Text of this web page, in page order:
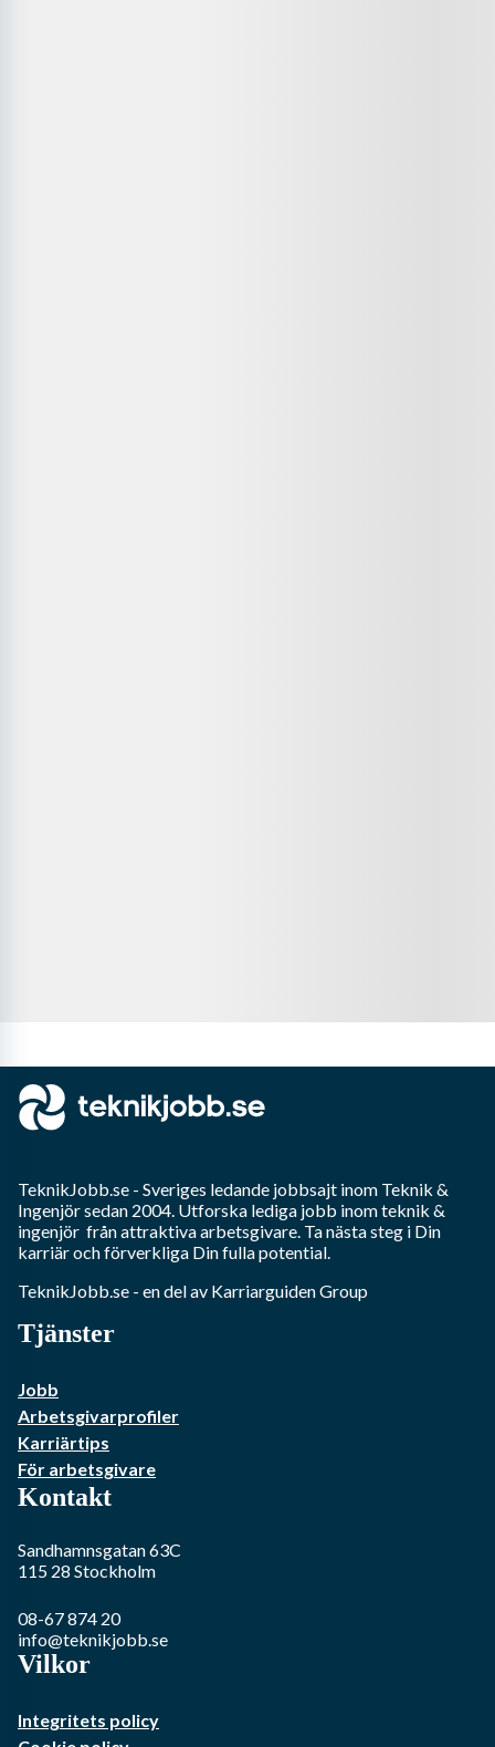
TeknikJobb.se - Sveriges ledande jobbsajt inom Teknik &
Ingenjörsedan 2004. Utforska lediga jobb inomteknik &
ingenjör från attraktiva arbetsgivare. Ta nästa steg i Din
karriär och förverkliga Din fulla potential.
TeknikJobb.se - en del av Karriarguiden Group
Tjänster
Jobb
Arbetsgivarprofiler
Karriärtips
För arbetsgivare
Kontakt
Sandhamnsgatan 63C
115 28 Stockholm
08-67 874 20
info@teknikjobb.se
Vilkor
Integritets policy